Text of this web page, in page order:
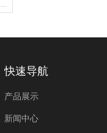
快速导航
产品展示
新闻中心